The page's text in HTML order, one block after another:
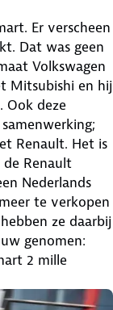
Er verscheen
Dat was geen
Volkswagen
Mitsubishi en hij
Ook deze
Renault. Het is
Renault
Nederlands
te verkopen
ze daarbij
genomen:
2 mille